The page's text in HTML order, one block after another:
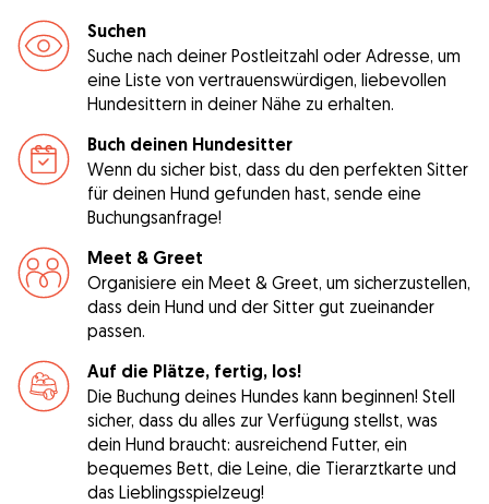
Suchen
Suche nach deiner Postleitzahl oder Adresse, um
eine Liste von vertrauenswürdigen, liebevollen
Hundesittern in deiner Nähe zu erhalten.
Buch deinen Hundesitter
Wenn du sicher bist, dass du den perfekten Sitter
für deinen Hund gefunden hast, sende eine
Buchungsanfrage!
Meet & Greet
Organisiere ein Meet & Greet, um sicherzustellen,
dass dein Hund und der Sitter gut zueinander
passen.
Auf die Plätze, fertig, los!
Die Buchung deines Hundes kann beginnen! Stell
sicher, dass du alles zur Verfügung stellst, was
dein Hund braucht: ausreichend Futter, ein
bequemes Bett, die Leine, die Tierarztkarte und
das Lieblingsspielzeug!